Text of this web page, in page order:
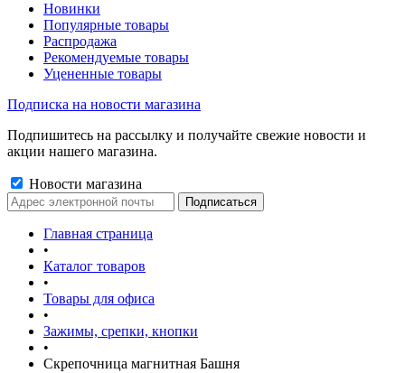
Новинки
Популярные товары
Распродажа
Рекомендуемые товары
Уцененные товары
Подписка на новости магазина
Подпишитесь на рассылку и получайте свежие новости и
акции нашего магазина.
Новости магазина
Главная страница
•
Каталог товаров
•
Товары для офиса
•
Зажимы, срепки, кнопки
•
Скрепочница магнитная Башня